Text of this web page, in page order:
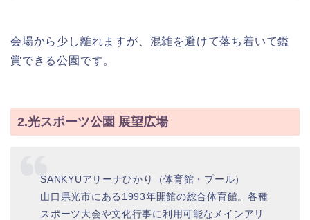
会場から少し離れますが、混雑を避けて落ち着いて鑑
賞できる公園です。
2.光スポーツ公園 展望広場
SANKYUアリーナひかり（体育館・プール）
山口県光市にある1993年開館の総合体育館。各種
スポーツ大会や文化行事に利用可能なメインアリ